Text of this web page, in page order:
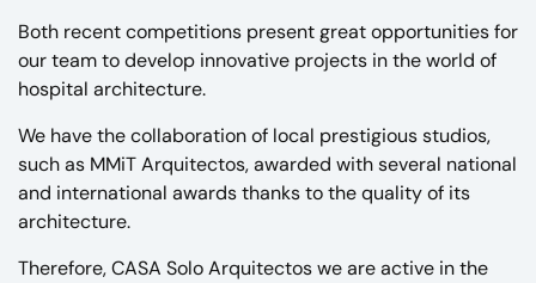
Both recent competitions present great opportunities for
our team to develop innovative projects in the world of
hospital architecture.
We have the collaboration of local prestigious studios,
such as MMiT Arquitectos, awarded with several national
and international awards thanks to the quality of its
architecture.
Therefore, CASA Solo Arquitectos we are active in the